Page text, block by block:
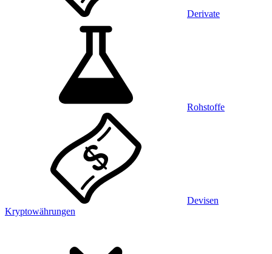
Derivate
Rohstoffe
Devisen
Kryptowährungen